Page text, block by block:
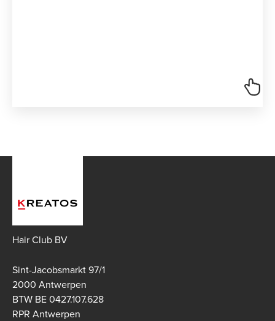
Hair Club BV
Sint-Jacobsmarkt 97/1
2000 Antwerpen
BTW BE 0427.107.628
RPR Antwerpen